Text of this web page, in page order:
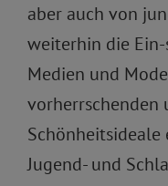
aber auch von
weiterhin die Ein-
Medien und
vorherrschenden
Jugend- und